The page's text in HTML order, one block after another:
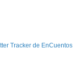
Tracker de EnCuentos